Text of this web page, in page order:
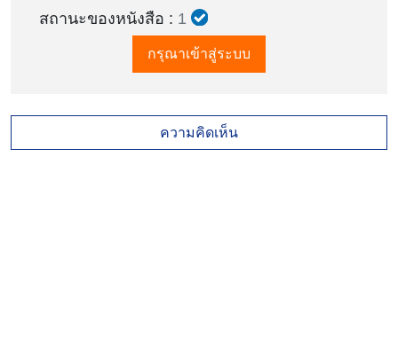
สถานะของหนังสือ : 1
กรุณาเข้าสู่ระบบ
ความคิดเห็น